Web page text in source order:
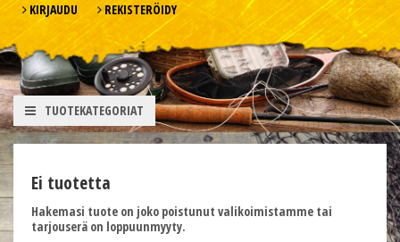
KIRJAUDU REKISTERÖIDY
TUOTEKATEGORIAT
Ei tuotetta
Hakemasi tuote on joko poistunut valikoimistamme tai
tarjouserä on loppuunmyyty.